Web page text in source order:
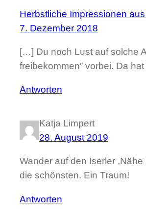
Herbstliche Impressionen
7. Dezember 2018
[…] Du noch Lust auf solche
freibekommen” vorbei. Da
Antworten
Katja Limpert
28. August 2019
Wander auf den Iserler
die schönsten. Ein Traum!
Antworten